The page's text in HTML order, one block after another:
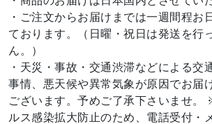
・ご注文からお届けまでは一週間程お
ております。（日曜・祝日は発送を行
ん。）
・天災・事故・交通渋滞などによる交
事情、悪天候や異常気象が原因でお届
ございます。予めご了承下さいませ。
ルス感染拡大防止のため、電話受付・